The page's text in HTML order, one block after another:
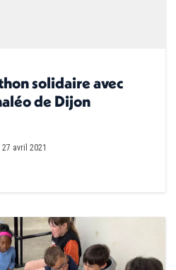
solidaire avec
de Dijon
27 avril 2021